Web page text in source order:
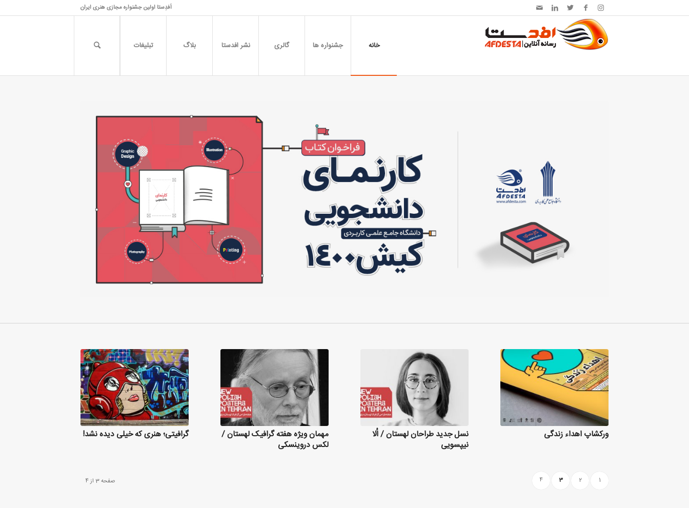
اَفدِستا اولین جشنواره مجازی هنری ایران
خانه جشنواره ها گالری نشر افدستا بلاگ تبلیغات
ورکشاپ اهداء زندگی
نسل جدید طراحان لهستان / اُلا
نیپسویی
مهمان ویژه هفته گرافیک لهستان /
لکس دروینسکی
گرافیتی؛ هنری که خیلی دیده نشد!
صفحه 3 از 4 1
2
3
4